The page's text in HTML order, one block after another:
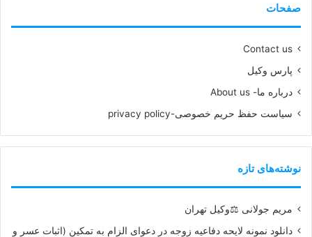
صفحات
Contact us
پارس وکیل
درباره ما- About us
سیاست حفظ حریم خصوصی-privacy policy
نوشته‌های تازه
مریم جولانی ⚖️وکیل تهران
دانلود نمونه لایحه دفاعیه زوجه در دعوای الزام به تمکین (اثبات عسر و